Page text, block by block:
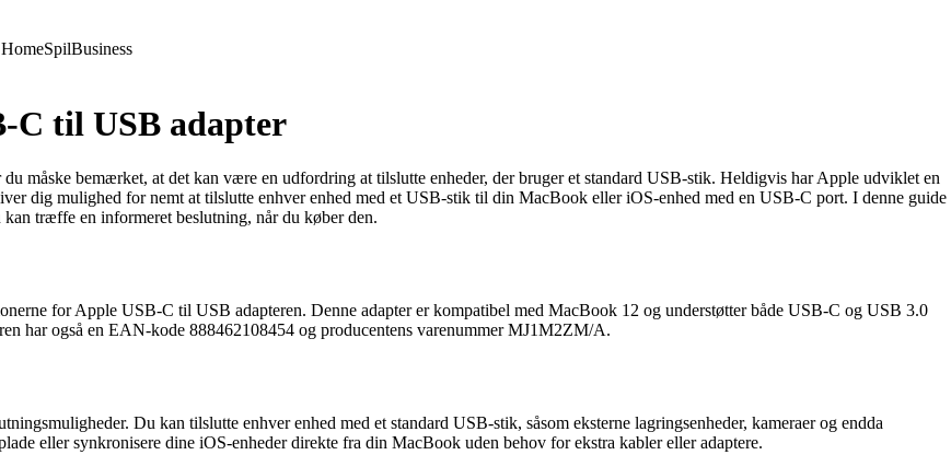
SpilBusiness
C til USB adapter
måske bemærket, at det kan være en udfordring at tilslutte enheder, der bruger et standard USB-stik. Heldigvis har Apple udviklet en
dig mulighed for nemt at tilslutte enhver enhed med et USB-stik til din MacBook eller iOS-enhed med en USB-C port. I denne guide
træffe en informeret beslutning, når du køber den.
for Apple USB-C til USB adapteren. Denne adapter er kompatibel med MacBook 12 og understøtter både USB-C og USB 3.0
har også en EAN-kode 888462108454 og producentens varenummer MJ1M2ZM/A.
Du kan tilslutte enhver enhed med et standard USB-stik, såsom eksterne lagringsenheder, kameraer og endda
eller synkronisere dine iOS-enheder direkte fra din MacBook uden behov for ekstra kabler eller adaptere.